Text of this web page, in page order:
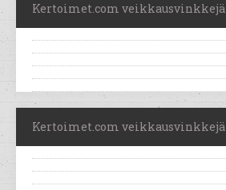
Kertoimet.com veikkausvinkkejä
Kertoimet.com veikkausvinkkejä